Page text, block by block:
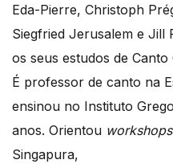
Eda-Pierre, Christoph
Siegfried Jerusalem e Jill
os seus estudos de
É professor de canto na
ensinou no Instituto
anos. Orientou workshops
Singapura,